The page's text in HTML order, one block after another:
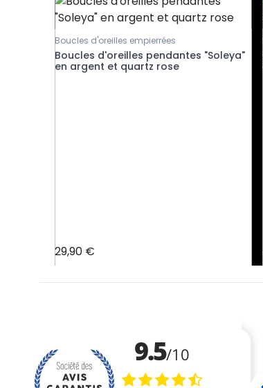
Boucles d'oreilles empierrées
Boucles d'oreilles pendantes "Soleya"
en argent et quartz rose
29,90 €